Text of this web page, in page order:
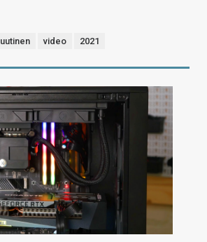
uutinen video 2021